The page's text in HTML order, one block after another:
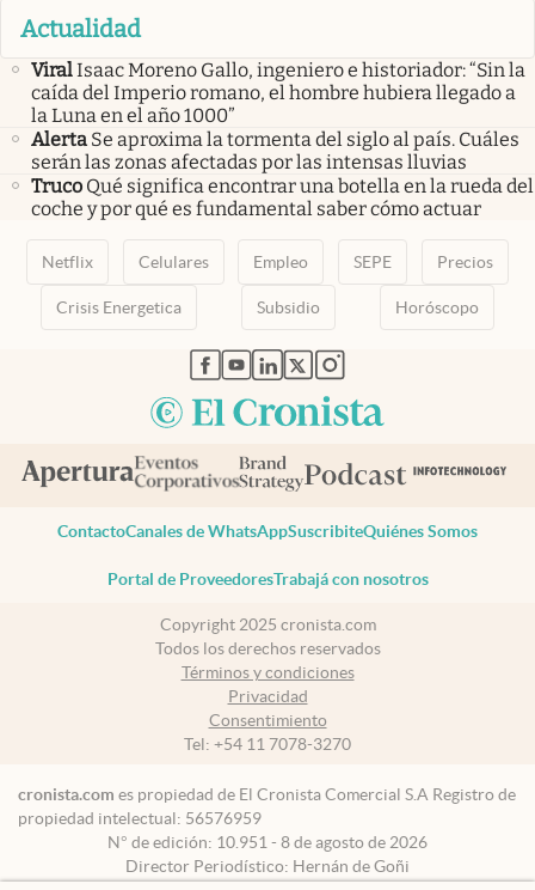
Actualidad
ViralIsaac Moreno Gallo, ingeniero e historiador: “Sin la
caída del Imperio romano, el hombre hubiera llegado a
la Luna en el año 1000”
Alerta Se aproxima la tormenta del siglo al país. Cuáles
serán las zonas afectadas por las intensas lluvias
Truco Qué significa encontrar una botella en la rueda del
coche y por qué es fundamental saber cómo actuar
Netflix Celulares Empleo SEPE Precios
Crisis Energetica Subsidio Horóscopo
abre en nueva pestaña
abre en nueva pestaña
abre en nueva pestaña
abre en nueva pestaña
abre en nueva pestaña
ContactoCanales de WhatsAppSuscribiteQuiénes Somos
Portal de ProveedoresTrabajá con nosotros
Copyright 2025 cronista.com
Todos los derechos reservados
Términos y condiciones
Privacidad
Consentimiento
Tel: +54 11 7078-3270
cronista.com es propiedad de El Cronista Comercial S.A Registro de
propiedad intelectual: 56576959
N° de edición: 10.951 - 8 de agosto de 2026
Director Periodístico: Hernán de Goñi